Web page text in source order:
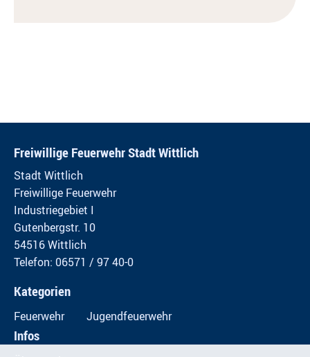
Freiwillige Feuerwehr Stadt Wittlich
Stadt Wittlich
Freiwillige Feuerwehr
Industriegebiet I
Gutenbergstr. 10
54516 Wittlich
Telefon: 06571 / 97 40-0
Kategorien
Feuerwehr Jugendfeuerwehr
Infos